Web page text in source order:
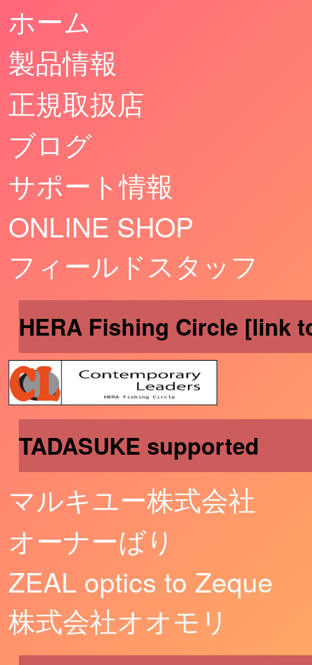
ホーム
製品情報
正規取扱店
ブログ
サポート情報
ONLINE SHOP
フィールドスタッフ
HERA Fishing Circle [link
TADASUKE supported
マルキユー株式会社
オーナーばり
ZEAL optics to Zeque
株式会社オオモリ